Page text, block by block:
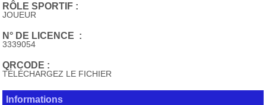
RÔLE SPORTIF :
JOUEUR
N° DE LICENCE :
3339054
QRCODE :
TÉLÉCHARGEZ LE FICHIER
Informations